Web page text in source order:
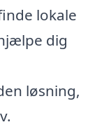
lokale
dig
løsning,